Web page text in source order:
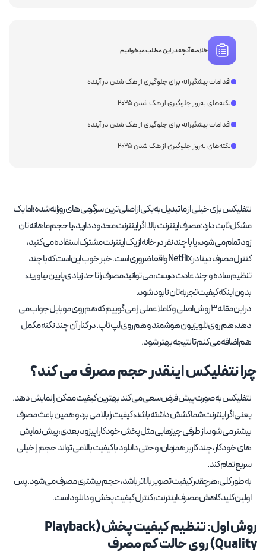
خلاصه آنچه در این مطلب میخوانیم
اقدامات پیشگیرانه برای جلوگیری از هک شدن در آینده
نکته‌های به‌روز جلوگیری از هک شدن ۲۰۲۵
اقدامات پیشگیرانه برای جلوگیری از هک شدن در آینده
نکته‌های به‌روز جلوگیری از هک شدن ۲۰۲۵
نتفلیکس برای خیلی از ما تبدیل به یکی از اصلی ترین سرگرمی های روزانه شده؛ اما یک
مشکل ثابت دارد: مصرف اینترنت بالا. اگر اینترنت محدود دارید، یا حجم ماهانه تان
زود تمام می شود، یا با چند نفر در خانه از یک اینترنت مشترک استفاده می کنید،
کنترل مصرف دیتا در Netflix واقعا ضروری است. خبر خوب این است که با چند
تنظیم ساده و چند عادت درست، می توانید مصرف را تا حد زیادی پایین بیاورید،
بدون اینکه کیفیت تجربه تان نابود شود.
در این مقاله 3 روش اصلی و کاملا عملی را می گوییم که هم روی موبایل جواب می
دهد، هم روی تلویزیون هوشمند و هم روی لپ تاپ. در کنار آن چند نکته مکمل
هم اضافه می کنم تا نتیجه بهتر شود.
چرا نتفلیکس اینقدر حجم مصرف می کند؟
نتفلیکس به صورت پیش فرض سعی می کند بهترین کیفیت ممکن را نمایش دهد.
یعنی اگر اینترنت شما کشش داشته باشد، کیفیت را بالا می برد و همین باعث مصرف
بیشتر می شود. از طرفی چیزهایی مثل پخش خودکار اپیزود بعدی، پیش نمایش
های خودکار، چند کاربر همزمان، و حتی دانلود با کیفیت بالا می تواند حجم را خیلی
سریع تمام کند.
به طور کلی، هرچقدر کیفیت تصویر بالاتر باشد، حجم بیشتری مصرف می شود. پس
اولین کلید کاهش مصرف اینترنت، کنترل کیفیت پخش و دانلود است.
روش اول: تنظیم کیفیت پخش (Playback
Quality) روی حالت کم مصرف